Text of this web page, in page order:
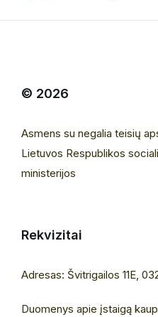
© 2026
Asmens su negalia teisių
Lietuvos Respublikos
ministerijos
Rekvizitai
Adresas: Švitrigailos 11E,
Duomenys apie įstaigą